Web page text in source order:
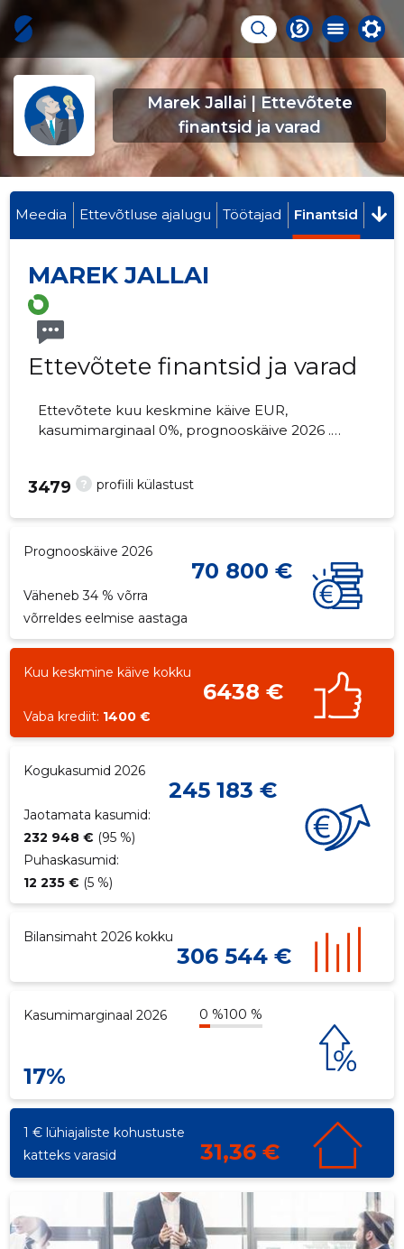
Marek Jallai | Ettevõtete
finantsid ja varad
Meedia Ettevõtluse ajalugu Töötajad Finantsid
MAREK JALLAI
Ettevõtete finantsid ja varad
Ettevõtete kuu keskmine käive EUR,
kasumimarginaal 0%, prognooskäive 2026 .
? profiili külastust
3479
Prognooskäive 2026
70 800 €
Väheneb 34 % võrra
võrreldes eelmise aastaga
Kuu keskmine käive kokku
6438 €
Vaba krediit: 1400 €
Kogukasumid 2026
245 183 €
Jaotamata kasumid:
232 948 € (95 %)
Puhaskasumid:
12 235 € (5 %)
Bilansimaht 2026 kokku
306 544 €
Kasumimarginaal 2026 0 %100 %
17%
1 € lühiajaliste kohustuste
katteks varasid
31,36 €